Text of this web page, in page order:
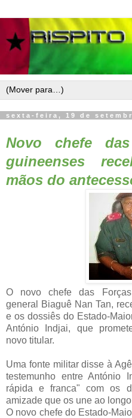
sexta-feira, 19 de
Novo chefe
guineenses
mãos do
O novo chefe das
general Biaguê Nan Tan,
e os dossiês do Estado-
António Indjai, que
novo titular.
Uma fonte militar disse à
testemunho entre António
rápida e franca" com os
amizade que os une ao
O novo chefe do Estado-